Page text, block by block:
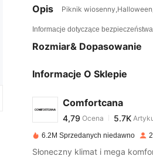
Opis Piknik
Informacje dotyczące
Rozmiar& Dopasowanie
Informacje O Sklepie
Comfortcana
4,79 5.7K
4,79 5.7K
i***zzapłacono1
6.2M Sprzedanych niedawno
Słoneczny klimat i mega